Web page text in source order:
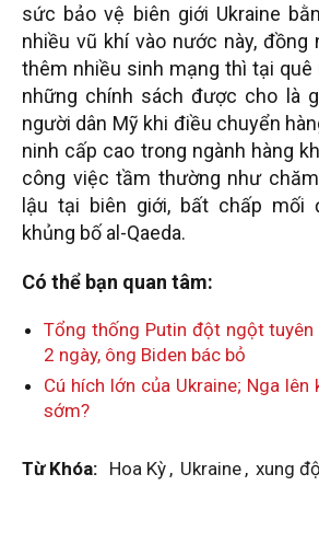
sức bảo vệ biên giới Ukraine
nhiều vũ khí vào nước này, đồng
thêm nhiều sinh mạng thì tại quê
những chính sách được cho là
người dân Mỹ khi điều chuyển
ninh cấp cao trong ngành hàng
công việc tầm thường như
lậu tại biên giới, bất chấp mối
khủng bố al-Qaeda.
Có thể bạn quan tâm:
Tổng thống Putin đột ngột
2 ngày, ông Biden bác bỏ
Cú hích lớn của Ukraine; Nga
sớm?
Từ Khóa: Hoa Kỳ , Ukraine , xung